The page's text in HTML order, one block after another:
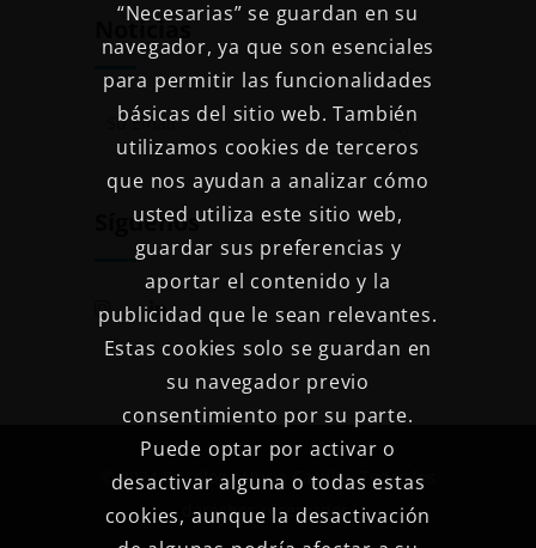
Noticias
Síguenos
© 2024 Psicóloga Nuria Castillo. Todos los
derechos reservados.
“Necesarias” se guardan en su
navegador, ya que son esenciales
para permitir las funcionalidades
básicas del sitio web. También
utilizamos cookies de terceros
que nos ayudan a analizar cómo
usted utiliza este sitio web,
guardar sus preferencias y
aportar el contenido y la
publicidad que le sean relevantes.
Estas cookies solo se guardan en
su navegador previo
consentimiento por su parte.
Puede optar por activar o
desactivar alguna o todas estas
cookies, aunque la desactivación